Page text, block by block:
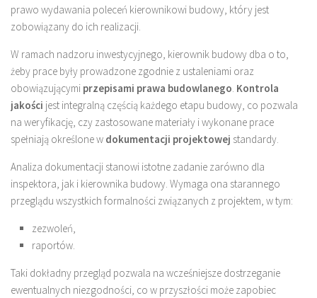
prawo wydawania poleceń kierownikowi budowy, który jest
zobowiązany do ich realizacji.
W ramach nadzoru inwestycyjnego, kierownik budowy dba o to,
żeby prace były prowadzone zgodnie z ustaleniami oraz
obowiązującymi przepisami prawa budowlanego. Kontrola
jakości jest integralną częścią każdego etapu budowy, co pozwala
na weryfikację, czy zastosowane materiały i wykonane prace
spełniają określone w dokumentacji projektowej standardy.
Analiza dokumentacji stanowi istotne zadanie zarówno dla
inspektora, jak i kierownika budowy. Wymaga ona starannego
przeglądu wszystkich formalności związanych z projektem, w tym:
zezwoleń,
raportów.
Taki dokładny przegląd pozwala na wcześniejsze dostrzeganie
ewentualnych niezgodności, co w przyszłości może zapobiec